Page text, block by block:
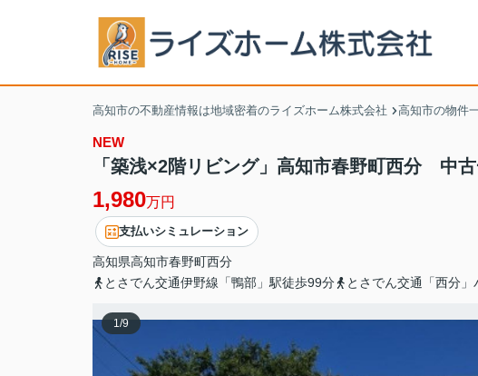
高知市の不動産情報は地域密着のライズホーム株式会社 高知市の物件
NEW
「築浅×2階リビング」高知市春野町西分 中
1,980万円
支払いシミュレーション
高知県高知市春野町西分
とさでん交通伊野線「鴨部」駅徒歩99分
とさでん交通「西分」
1/9